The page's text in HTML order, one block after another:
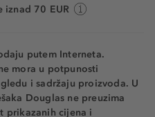
iznad 70 EUR
putem Interneta.
mora u potpunosti
i sadržaju proizvoda. U
Douglas ne preuzima
prikazanih cijena i